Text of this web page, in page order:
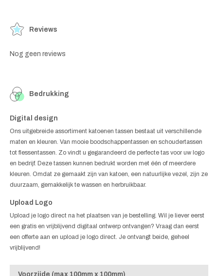
Reviews
Nog geen reviews
Bedrukking
Digital design
Ons uitgebreide assortiment katoenen tassen bestaat uit verschillende
maten en kleuren. Van mooie boodschappentassen en schoudertassen
tot flessentassen. Zo vindt u gegarandeerd de perfecte tas voor uw logo
en bedrijf. Deze tassen kunnen bedrukt worden met één of meerdere
kleuren. Omdat ze gemaakt zijn van katoen, een natuurlijke vezel, zijn ze
duurzaam, gemakkelijk te wassen en herbruikbaar.
Upload Logo
Upload je logo direct na het plaatsen van je bestelling. Wil je liever eerst
een gratis en vrijblijvend digitaal ontwerp ontvangen? Vraag dan eerst
een offerte aan en upload je logo direct. Je ontvangt beide, geheel
vrijblijvend!
Voorzijde (max 100mm x 100mm)